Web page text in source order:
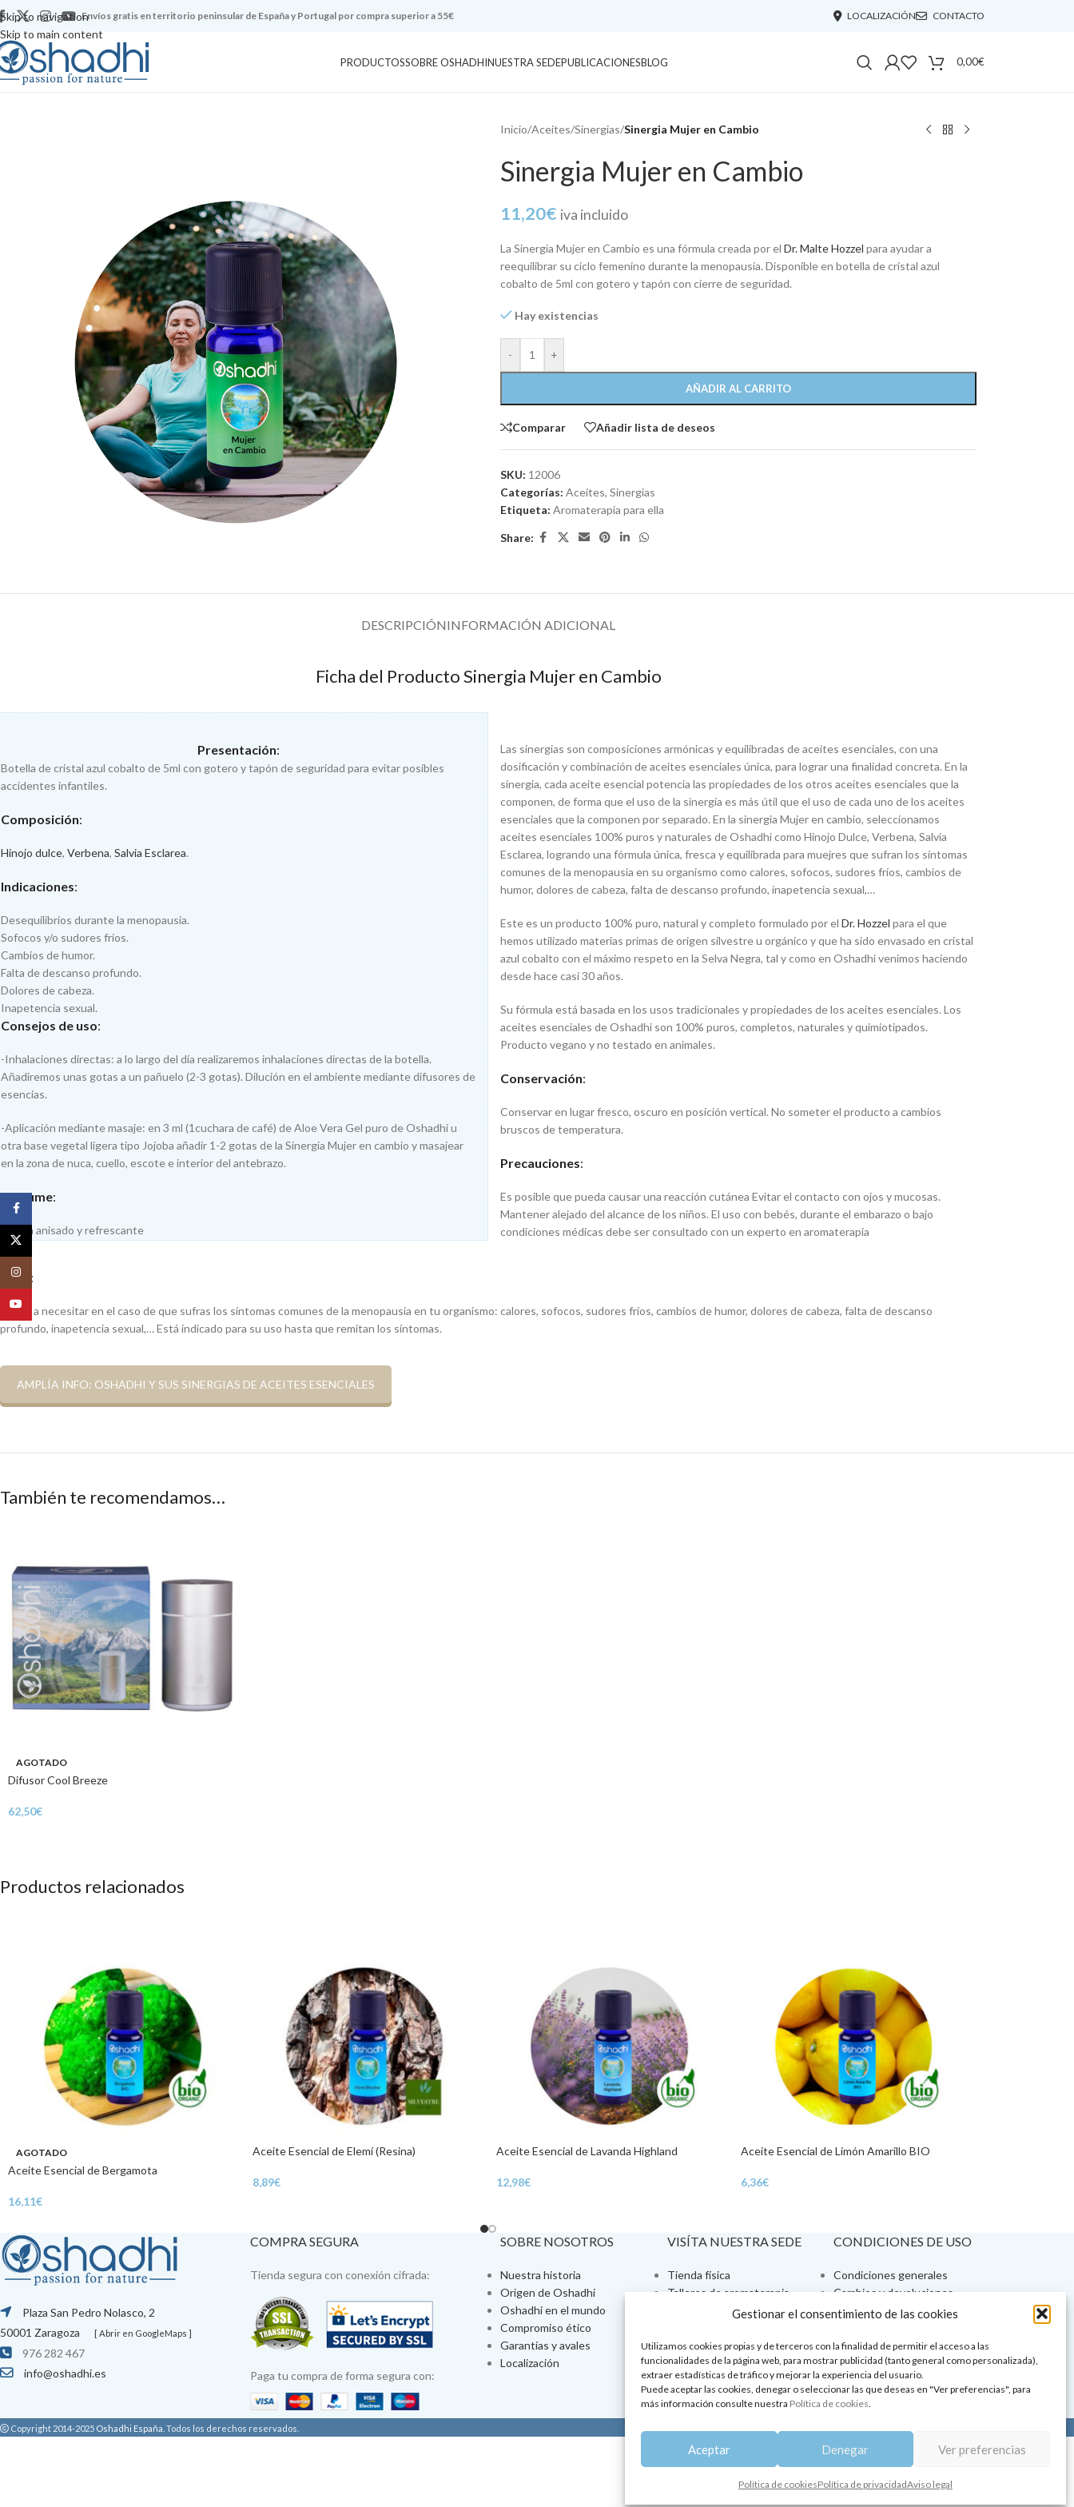
Gestionar el consentimiento de las cookies
Utilizamos cookies propias y de terceros con la finalidad de permitir el acceso a las
funcionalidades de la página web, para mostrar publicidad (tanto general como personalizada),
extraer estadísticas de tráfico y mejorar la experiencia del usuario.
Puede aceptar las cookies, denegar o seleccionar las que deseas en "Ver preferencias", para
más información consulte nuestra Política de cookies.
Aceptar Denegar Ver preferencias
Política de cookiesPolítica de privacidadAviso legal
Skip to navigation
Skip to main content
Envíos gratis en territorio peninsular de España y Portugal por compra superior a 55€ LOCALIZACIÓN CONTACTO
PRODUCTOSSOBRE OSHADHINUESTRA SEDEPUBLICACIONESBLOG 0,00€
Inicio/Aceites/Sinergias/Sinergia Mujer en Cambio
Sinergia Mujer en Cambio
11,20€ iva incluido
La Sinergia Mujer en Cambio es una fórmula creada por el Dr. Malte Hozzel para ayudar a
reequilibrar su ciclo femenino durante la menopausia. Disponible en botella de cristal azul
cobalto de 5ml con gotero y tapón con cierre de seguridad.
Hay existencias
- +
AÑADIR AL CARRITO
Comparar Añadir lista de deseos
SKU: 12006
Categorías: Aceites, Sinergias
Etiqueta: Aromaterapia para ella
Share:
DESCRIPCIÓNINFORMACIÓN ADICIONAL
Ficha del Producto Sinergia Mujer en Cambio
Presentación:
Botella de cristal azul cobalto de 5ml con gotero y tapón de seguridad para evitar posibles
accidentes infantiles.
Composición:
Hinojo dulce, Verbena, Salvia Esclarea.
Indicaciones:
Desequilibrios durante la menopausia.
Sofocos y/o sudores fríos.
Cambios de humor.
Falta de descanso profundo.
Dolores de cabeza.
Inapetencia sexual.
Consejos de uso:
-Inhalaciones directas: a lo largo del día realizaremos inhalaciones directas de la botella.
Añadiremos unas gotas a un pañuelo (2-3 gotas). Dilución en el ambiente mediante difusores de
esencias.
-Aplicación mediante masaje: en 3 ml (1cuchara de café) de Aloe Vera Gel puro de Oshadhi u
otra base vegetal ligera tipo Jojoba añadir 1-2 gotas de la Sinergia Mujer en cambio y masajear
en la zona de nuca, cuello, escote e interior del antebrazo.
Perfume:
Aroma anisado y refrescante
Las sinergias son composiciones armónicas y equilibradas de aceites esenciales, con una
dosificación y combinación de aceites esenciales única, para lograr una finalidad concreta. En la
sinergia, cada aceite esencial potencia las propiedades de los otros aceites esenciales que la
componen, de forma que el uso de la sinergia es más útil que el uso de cada uno de los aceites
esenciales que la componen por separado. En la sinergia Mujer en cambio, seleccionamos
aceites esenciales 100% puros y naturales de Oshadhi como Hinojo Dulce, Verbena, Salvia
Esclarea, logrando una fórmula única, fresca y equilibrada para muejres que sufran los síntomas
comunes de la menopausia en su organismo como calores, sofocos, sudores fríos, cambios de
humor, dolores de cabeza, falta de descanso profundo, inapetencia sexual,…
Este es un producto 100% puro, natural y completo formulado por el Dr. Hozzel para el que
hemos utilizado materias primas de origen silvestre u orgánico y que ha sido envasado en cristal
azul cobalto con el máximo respeto en la Selva Negra, tal y como en Oshadhi venimos haciendo
desde hace casi 30 años.
Su fórmula está basada en los usos tradicionales y propiedades de los aceites esenciales. Los
aceites esenciales de Oshadhi son 100% puros, completos, naturales y quimiotipados.
Producto vegano y no testado en animales.
Conservación:
Conservar en lugar fresco, oscuro en posición vertical. No someter el producto a cambios
bruscos de temperatura.
Precauciones:
Es posible que pueda causar una reacción cutánea Evitar el contacto con ojos y mucosas.
Mantener alejado del alcance de los niños. El uso con bebés, durante el embarazo o bajo
condiciones médicas debe ser consultado con un experto en aromaterapia
Nota :
Lo vas a necesitar en el caso de que sufras los síntomas comunes de la menopausia en tu organismo: calores, sofocos, sudores fríos, cambios de humor, dolores de cabeza, falta de descanso
profundo, inapetencia sexual,… Está indicado para su uso hasta que remitan los síntomas.
AMPLÍA INFO: OSHADHI Y SUS SINERGIAS DE ACEITES ESENCIALES
También te recomendamos…
AGOTADO
Difusor Cool Breeze
62,50€
Productos relacionados
AGOTADO
Aceite Esencial de Bergamota
16,11€
Aceite Esencial de Elemí (Resina)
8,89€
Aceite Esencial de Lavanda Highland
12,98€
Aceite Esencial de Limón Amarillo BIO
6,36€
Plaza San Pedro Nolasco, 2
50001 Zaragoza
[ Abrir en GoogleMaps ]
976 282 467
info@oshadhi.es
COMPRA SEGURA
Tienda segura con conexión cifrada:
Paga tu compra de forma segura con:
SOBRE NOSOTROS
Nuestra historia
Origen de Oshadhi
Oshadhi en el mundo
Compromiso ético
Garantías y avales
Localización
VISÍTA NUESTRA SEDE
Tienda física
Talleres de aromaterapia
Tratamientos de belleza
Jornadas y showrooms
Aromaterapia y bienestar
CONDICIONES DE USO
Condiciones generales
Cambios y devoluciones
Formas de pago
¿Tienes alguna duda?
Copyright 2014-2025 Oshadhi España Todos los derechos reservados.
X
YouTube